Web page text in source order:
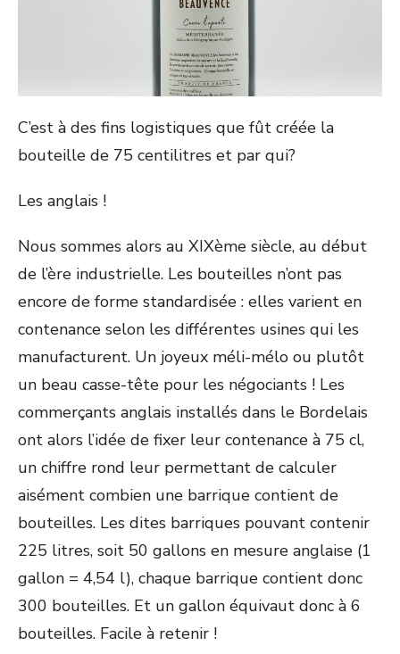
C’est à des fins logistiques que fût créée la
bouteille de 75 centilitres et par qui?
Les anglais !
Nous sommes alors au XIXème siècle, au début
de l’ère industrielle. Les bouteilles n’ont pas
encore de forme standardisée : elles varient en
contenance selon les différentes usines qui les
manufacturent. Un joyeux méli-mélo ou plutôt
un beau casse-tête pour les négociants ! Les
commerçants anglais installés dans le Bordelais
ont alors l’idée de fixer leur contenance à 75 cl,
un chiffre rond leur permettant de calculer
aisément combien une barrique contient de
bouteilles. Les dites barriques pouvant contenir
225 litres, soit 50 gallons en mesure anglaise (1
gallon = 4,54 l), chaque barrique contient donc
300 bouteilles. Et un gallon équivaut donc à 6
bouteilles. Facile à retenir !